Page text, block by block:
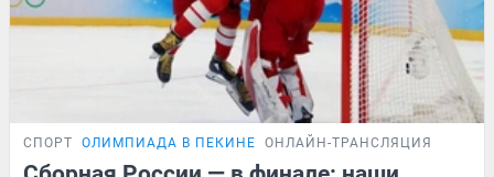
СПОРТ ОЛИМПИАДА В ПЕКИНЕ ОНЛАЙН-ТРАНСЛЯЦИЯ